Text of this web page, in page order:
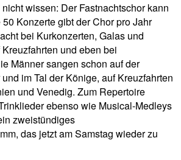
wissen: Der Fastnachtschor kann
Konzerte gibt der Chor pro Jahr
bei Kurkonzerten, Galas und
und eben bei
Männer sangen schon auf der
im Tal der Könige, auf Kreuzfahrten
und Venedig. Zum Repertoire
ebenso wie Musical-Medleys
zweistündiges
das jetzt am Samstag wieder zu